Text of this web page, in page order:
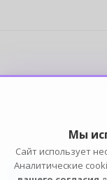
Мы
Сайт использует
Аналитические